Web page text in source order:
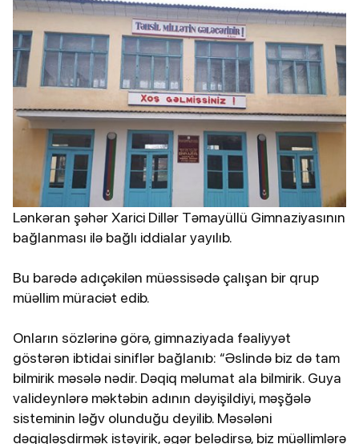
Lənkəran şəhər Xarici Dillər Təmayüllü Gimnaziyasının
bağlanması ilə bağlı iddialar yayılıb.
Bu barədə adıçəkilən müəssisədə çalışan bir qrup
müəllim müraciət edib.
Onların sözlərinə görə, gimnaziyada fəaliyyət
göstərən ibtidai siniflər bağlanıb: “Əslində biz də tam
bilmirik məsələ nədir. Dəqiq məlumat ala bilmirik. Guya
valideynlərə məktəbin adının dəyişildiyi, məşğələ
sisteminin ləğv olunduğu deyilib. Məsələni
dəqiqləşdirmək istəyirik, əgər belədirsə, biz müəllimlərə